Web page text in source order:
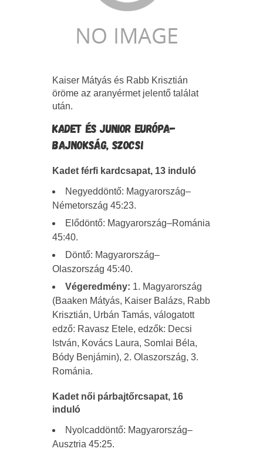
Kaiser Mátyás és Rabb Krisztián
öröme az aranyérmet jelentő találat
után.
KADET ÉS JUNIOR EURÓPA-
BAJNOKSÁG, SZOCSI
Kadet férfi kardcsapat, 13 induló
Negyeddöntő: Magyarország–
Németország 45:23.
Elődöntő: Magyarország–Románia
45:40.
Döntő: Magyarország–
Olaszország 45:40.
Végeredmény: 1. Magyarország
(Baaken Mátyás, Kaiser Balázs, Rabb
Krisztián, Urbán Tamás, válogatott
edző: Ravasz Etele, edzők: Decsi
István, Kovács Laura, Somlai Béla,
Bódy Benjámin), 2. Olaszország, 3.
Románia.
Kadet női párbajtőrcsapat, 16
induló
Nyolcaddöntő: Magyarország–
Ausztria 45:25.